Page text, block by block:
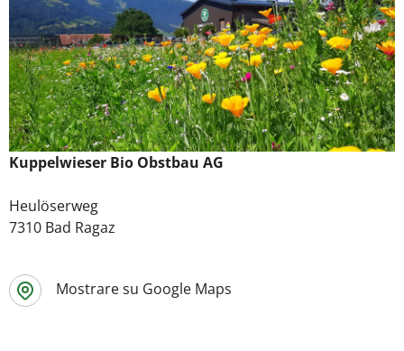
Kuppelwieser Bio Obstbau AG
Heulöserweg
7310 Bad Ragaz
Mostrare su Google Maps